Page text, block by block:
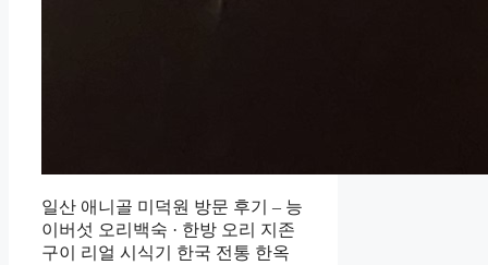
일산 애니골 미덕원 방문 후기 – 능
이버섯 오리백숙 · 한방 오리 지존
구이 리얼 시식기 한국 전통 한옥